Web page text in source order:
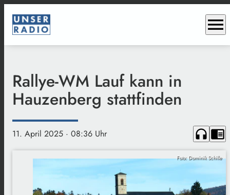
menu
Rallye-WM Lauf kann in
Hauzenberg stattfinden
11. April 2025 · 08:36 Uhr headphones chrome_reader_mode
Foto: Dominik Schille